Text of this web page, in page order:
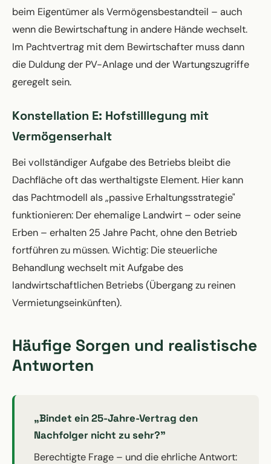
beim Eigentümer als Vermögensbestandteil – auch
wenn die Bewirtschaftung in andere Hände wechselt.
Im Pachtvertrag mit dem Bewirtschafter muss dann
die Duldung der PV-Anlage und der Wartungszugriffe
geregelt sein.
Konstellation E: Hofstilllegung mit
Vermögenserhalt
Bei vollständiger Aufgabe des Betriebs bleibt die
Dachfläche oft das werthaltigste Element. Hier kann
das Pachtmodell als „passive Erhaltungsstrategie"
funktionieren: Der ehemalige Landwirt – oder seine
Erben – erhalten 25 Jahre Pacht, ohne den Betrieb
fortführen zu müssen. Wichtig: Die steuerliche
Behandlung wechselt mit Aufgabe des
landwirtschaftlichen Betriebs (Übergang zu reinen
Vermietungseinkünften).
Häufige Sorgen und realistische
Antworten
„Bindet ein 25-Jahre-Vertrag den
Nachfolger nicht zu sehr?"
Berechtigte Frage – und die ehrliche Antwort: